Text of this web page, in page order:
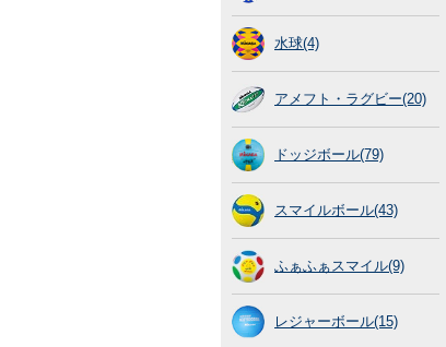
水球(4)
アメフト・ラグビー(20)
ドッジボール(79)
スマイルボール(43)
ふぁふぁスマイル(9)
レジャーボール(15)